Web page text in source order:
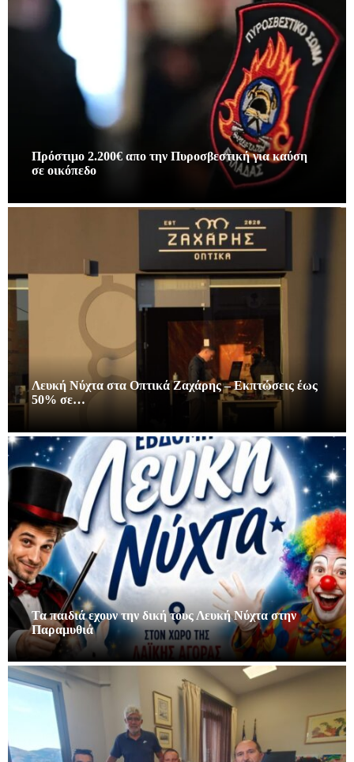
Πρόστιμο 2.200€ απο την Πυροσβεστική για καύση
σε οικόπεδο
Λευκή Νύχτα στα Οπτικά Ζαχάρης – Εκπτώσεις έως
50% σε…
Τα παιδιά εχουν την δική τους Λευκή Νύχτα στην
Παραμυθιά